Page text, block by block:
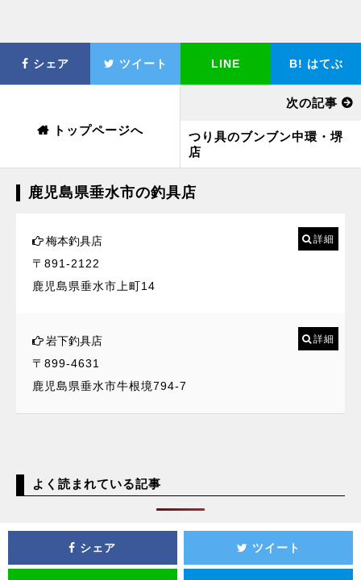
シェア ツイート LINE B! はてぶ
トップページへ
次の記事
つり具のブンブン中環・堺
店
鹿児島県垂水市の釣具店
梅本釣具店
〒891-2122
鹿児島県垂水市上町14
詳細
岩下釣具店
〒899-4631
鹿児島県垂水市牛根境794-7
詳細
よく読まれている記事
シェア ツイート